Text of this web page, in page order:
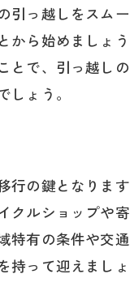
ストを抑える方法
い引っ越しの進め
軽減するための
ないための福岡県
た荷造りのポイ
とめるための福
ズに迎えるため
な荷造り術
っ越しをスム
ら始めましょ
で、引っ越し
ょう。
の鍵となりま
ルショップや
有の条件や交
って迎えまし